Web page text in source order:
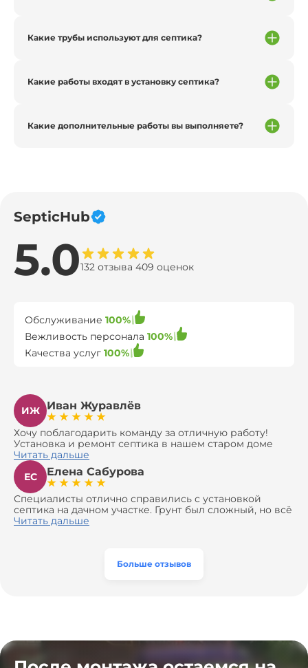
Какие трубы используют для септика?
Какие работы входят в установку септика?
Какие дополнительные работы вы выполняете?
SepticHub
5.0132 отзыва 409 оценок
Обслуживание 100%
Вежливость персонала 100%
Качества услуг 100%
ИЖ Иван Журавлёв
Хочу поблагодарить команду за отличную работу!
Установка и ремонт септика в нашем старом доме
оказались сложной задачей, но ребята справились на
все 100%. Всё сделали аккуратно и профессионально.
Давали полезные рекомендации, не пытались
навязать ничего лишнего, помогли с выбором и
доставкой материалов, что позволило нам
сэкономить. Выполнили монтаж и демонтаж
оборудования, заменили трубы, обновили
эту компанию всем, кто ищет надёжных
Читать дальше
ЕС
Елена Сабурова
Специалисты отлично справились с установкой
септика на дачном участке. Грунт был сложный, но всё
сделали быстро и аккуратно. Помогли выбрать
Читать дальше
Больше отзывов